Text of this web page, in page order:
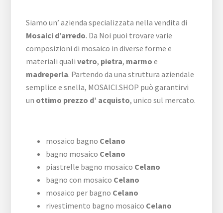
Siamo un’ azienda specializzata nella vendita di
Mosaici d’arredo. Da Noi puoi trovare varie
composizioni di mosaico in diverse forme e
materiali qualivetro, pietra, marmo e
madreperla. Partendo da una struttura aziendale
semplice e snella, MOSAICI.SHOP può garantirvi
un ottimo prezzo d’ acquisto, unico sul mercato.
mosaico bagno Celano
bagno mosaico Celano
piastrelle bagno mosaico Celano
bagno con mosaico Celano
mosaico per bagno Celano
rivestimento bagno mosaico Celano